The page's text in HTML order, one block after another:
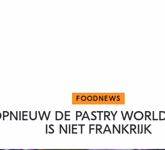
FOODNEWS
DE PASTRY
IS NIET FRANKRIJK